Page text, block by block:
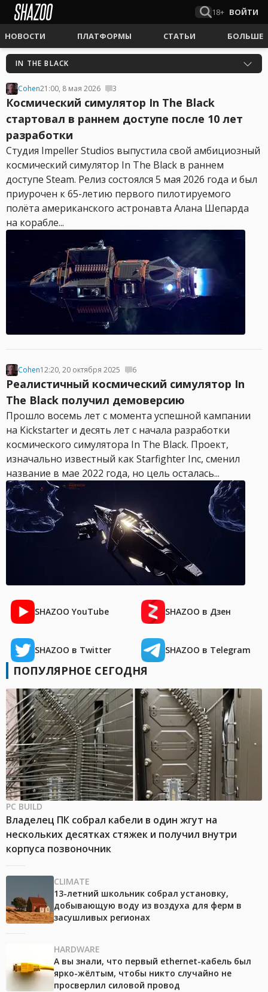
18+ ВОЙТИ
НОВОСТИ ПЛАТФОРМЫ СТАТЬИ БОЛЬШЕ
IN THE BLACK
Cohen21:00, 8 мая 2026 3
Космический симулятор In The Black
стартовал в раннем доступе после 10 лет
разработки
Студия Impeller Studios выпустила свой амбициозный
космический симулятор In The Black в раннем
доступе Steam. Релиз состоялся 5 мая 2026 года и был
приурочен к 65-летию первого пилотируемого
полёта американского астронавта Алана Шепарда
на корабле...
Cohen12:20, 20 октября 2025 6
Реалистичный космический симулятор In
The Black получил демоверсию
Прошло восемь лет с момента успешной кампании
на Kickstarter и десять лет с начала разработки
космического симулятора In The Black. Проект,
изначально известный как Starfighter Inc, сменил
название в мае 2022 года, но цель осталась...
SHAZOO YouTube SHAZOO в Дзен
SHAZOO в Twitter SHAZOO в Telegram
ПОПУЛЯРНОЕ СЕГОДНЯ
PC BUILD
Владелец ПК собрал кабели в один жгут на
нескольких десятках стяжек и получил внутри
корпуса позвоночник
CLIMATE
13-летний школьник собрал установку,
добывающую воду из воздуха для ферм в
засушливых регионах
HARDWARE
А вы знали, что первый ethernet-кабель был
ярко-жёлтым, чтобы никто случайно не
просверлил силовой провод